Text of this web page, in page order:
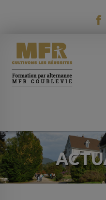
FORMATIONS
ACTUALITÉS
VIE RÉSIDENTIELLE